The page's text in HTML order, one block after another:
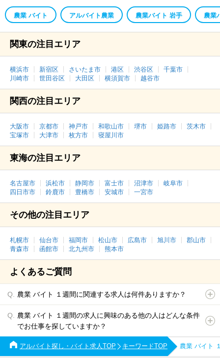
農業 バイト アルバイト農業 農業バイト 岩手 農業
関東の注目エリア
横浜市 新宿区 さいたま市 港区 渋谷区
千葉市
川崎市
世田谷区 大田区 横須賀市 越谷市
関西の注目エリア
大阪市 京都市 神戸市 和歌山市 堺市 姫路市
茨木市
宝塚市
大津市 枚方市 寝屋川市
東海の注目エリア
名古屋市 浜松市 静岡市 富士市 沼津市
岐阜市
四日市市
鈴鹿市 豊橋市 安城市 一宮市
その他の注目エリア
札幌市 仙台市 福岡市 松山市 広島市 旭川市
郡山市
青森市
函館市 北九州市 熊本市
よくあるご質問
農業 バイト １週間に関連する求人は何件ありますか？
農業 バイト １週間の求人に興味のある他の人はどんな条件
でお仕事を探していますか？
アルバイト探し・バイト求人TOP キーワードTOP 農業 バイト